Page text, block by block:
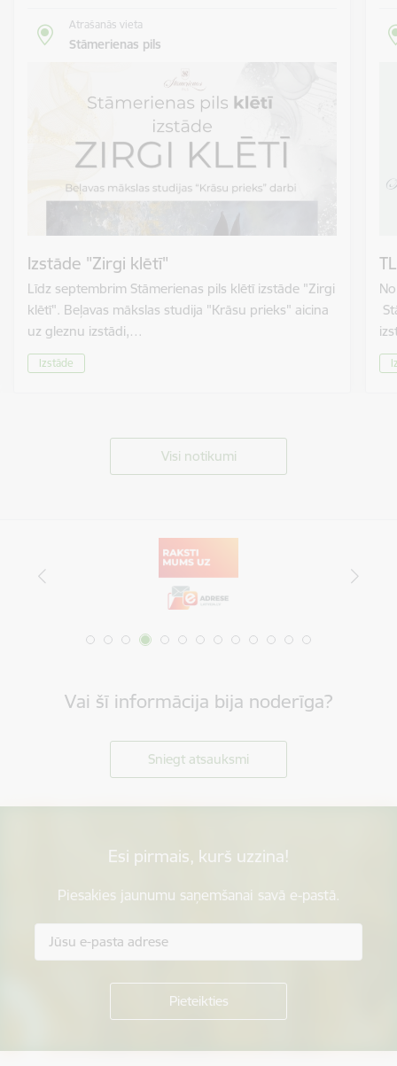
Atrašanās vieta
Stāmerienas pils
Izstāde "Zirgi klētī"
Līdz septembrim Stāmerienas pils klētī izstāde "Zirgi
klētī". Beļavas mākslas studija "Krāsu prieks" aicina
uz gleznu izstādi,…
Izstāde
Visi notikumi
Vai šī informācija bija noderīga?
Sniegt atsauksmi
Esi pirmais, kurš uzzina!
Piesakies jaunumu saņemšanai savā e-pastā.